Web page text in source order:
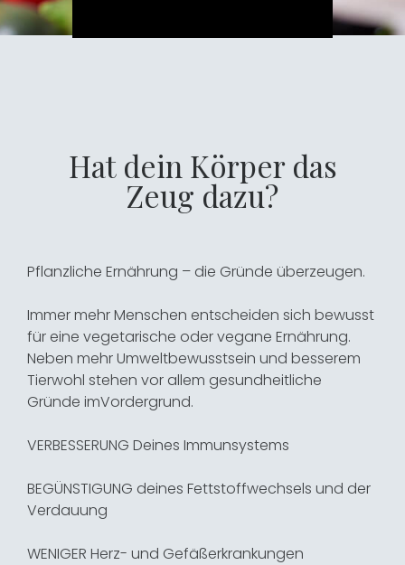
Hat dein Körper das
Zeug dazu?
Pflanzliche Ernährung – die Gründe überzeugen.
Immer mehr Menschen entscheiden sich bewusst
für eine vegetarische oder ­vegane Ernährung.
Neben mehr Umweltbewusstsein und besserem
Tierwohl stehen vor allem gesundheitliche
Gründe­ im­Vordergrund.
VERBESSERUNG Deines Immunsystems
BEGÜNSTIGUNG deines Fettstoffwechsels und der
Verdauung
WENIGER Herz- und ­Gefäß­erkrankungen